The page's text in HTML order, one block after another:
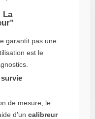
La
garantit pas une
est le
de mesure, le
d'un calibreur